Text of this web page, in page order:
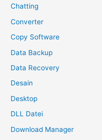
Chatting
Converter
Copy Software
Data Backup
Data Recovery
Desain
Desktop
DLL Datei
Download Manager